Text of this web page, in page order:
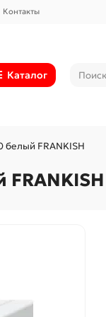
Контакты
Каталог
белый FRANKISH